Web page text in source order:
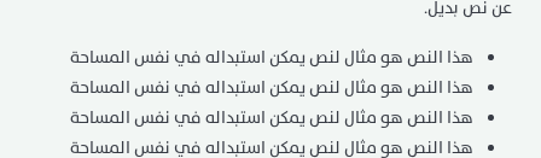
عن نص بديل.
هذا النص هو مثال لنص يمكن استبداله في نفس المساحة
هذا النص هو مثال لنص يمكن استبداله في نفس المساحة
هذا النص هو مثال لنص يمكن استبداله في نفس المساحة
هذا النص هو مثال لنص يمكن استبداله في نفس المساحة